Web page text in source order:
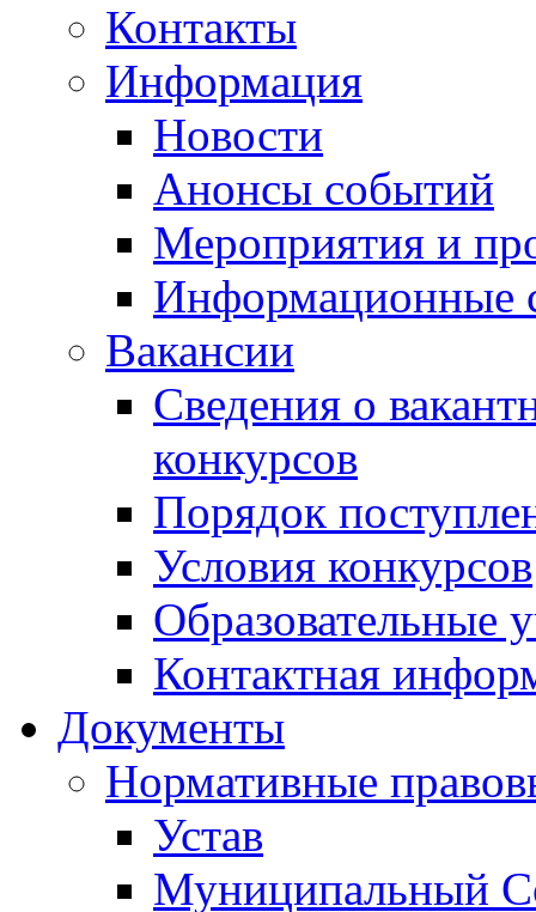
Контакты
Информация
Новости
Анонсы событий
Мероприятия и
Информационные
Вакансии
Сведения о
конкурсов
Порядок
Условия конкурсов
Образовательные
Контактная
Документы
Нормативные
Устав
Муниципальный